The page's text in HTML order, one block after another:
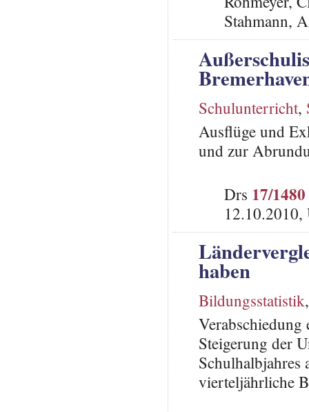
Stahmann,
Schulunterricht,
Ausflüge und
und zur
Drs 17/1480
12.10.2010,
haben
Bildungsstatistik
Steigerung der
Schulhalbjahres
vierteljährliche